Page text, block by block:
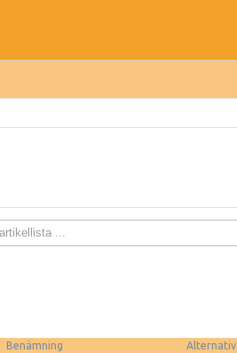
Benämning